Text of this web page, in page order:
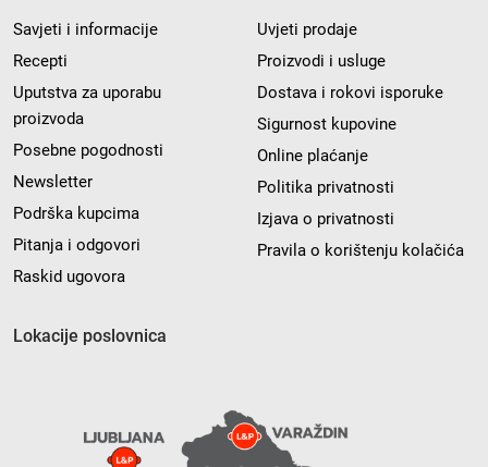
Savjeti i informacije
Recepti
Uputstva za uporabu
proizvoda
Posebne pogodnosti
Newsletter
Podrška kupcima
Pitanja i odgovori
Raskid ugovora
Uvjeti prodaje
Proizvodi i usluge
Dostava i rokovi isporuke
Sigurnost kupovine
Online plaćanje
Politika privatnosti
Izjava o privatnosti
Pravila o korištenju kolačića
Lokacije poslovnica